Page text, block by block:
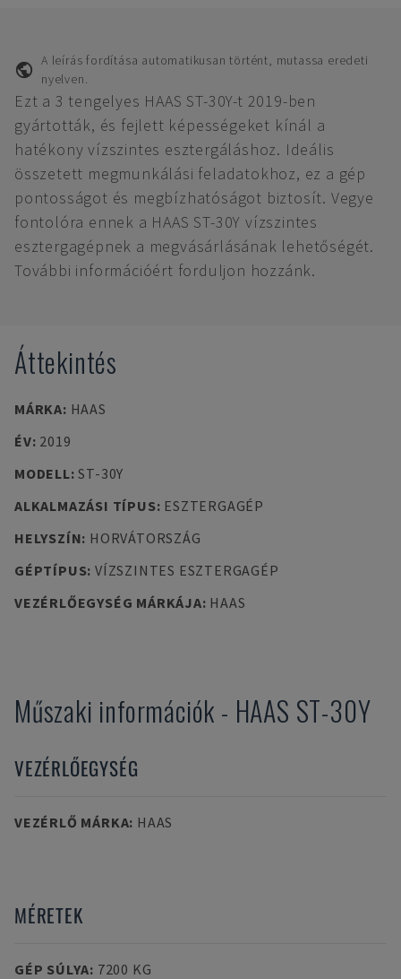
A leírás fordítása automatikusan történt, mutassa eredeti
nyelven.
Ezt a 3 tengelyes HAAS ST-30Y-t 2019-ben
gyártották, és fejlett képességeket kínál a
hatékony vízszintes esztergáláshoz. Ideális
összetett megmunkálási feladatokhoz, ez a gép
pontosságot és megbízhatóságot biztosít. Vegye
fontolóra ennek a HAAS ST-30Y vízszintes
esztergagépnek a megvásárlásának lehetőségét.
További információért forduljon hozzánk.
Áttekintés
MÁRKA: HAAS
ÉV: 2019
MODELL:ST-30Y
ALKALMAZÁSI TÍPUS: ESZTERGAGÉP
HELYSZÍN: HORVÁTORSZÁG
GÉPTÍPUS: VÍZSZINTES ESZTERGAGÉP
VEZÉRLŐEGYSÉG MÁRKÁJA: HAAS
Műszaki információk - HAAS ST-30Y
VEZÉRLŐEGYSÉG
VEZÉRLŐ MÁRKA: HAAS
MÉRETEK
GÉP SÚLYA: 7200 KG